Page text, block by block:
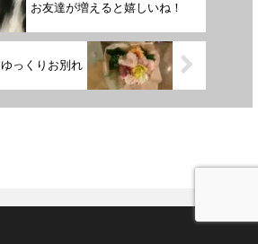
お友達が増えると嬉しいね！
ゆっくりお別れ